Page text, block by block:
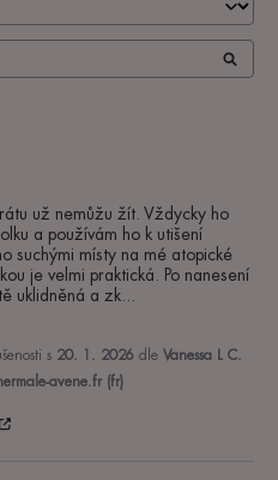
už nemůžu žít. Vždycky ho
a používám ho k utišení
suchými místy na mé atopické
je velmi praktická. Po nanesení
uklidněná a zk
s 20. 1. 2026 dle Vanessa L C.
avene.fr (fr)